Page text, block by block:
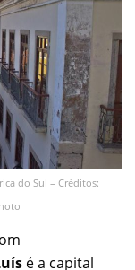
do Sul – Créditos:
é a capital